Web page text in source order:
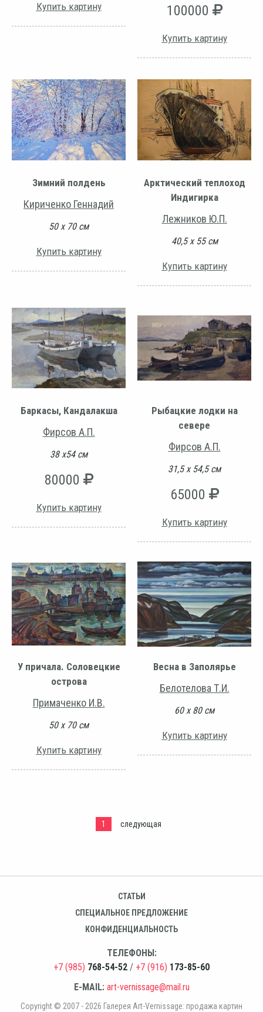
Купить картину 100000
Купить картину
Зимний полдень
Кириченко Геннадий
50 х 70 см
Купить картину
Арктический теплоход
Индигирка
Лежников Ю.П.
40,5 х 55 см
Купить картину
Баркасы, Кандалакша
Фирсов А.П.
38 х54 см
80000
Купить картину
Рыбацкие лодки на
севере
Фирсов А.П.
31,5 х 54,5 см
65000
Купить картину
У причала. Соловецкие
острова
Примаченко И.В.
50 х 70 см
Купить картину
Весна в Заполярье
Белотелова Т.И.
60 х 80 см
Купить картину
1 следующая
СТАТЬИ
СПЕЦИАЛЬНОЕ ПРЕДЛОЖЕНИЕ
КОНФИДЕНЦИАЛЬНОСТЬ
ТЕЛЕФОНЫ:
+7 (985) 768-54-52 / +7 (916) 173-85-60
E-MAIL: art-vernissage@mail.ru
Copyright © 2007 - 2026 Галерея Art-Vernissage: продажа картин